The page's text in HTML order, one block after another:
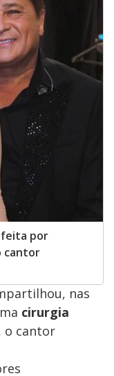
feita por
cantor
nas
cirurgia
o cantor